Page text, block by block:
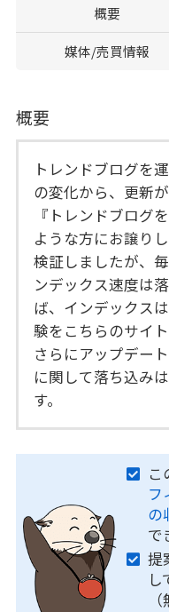
概要
媒体/売買情報
概要
トレンドブログを
の変化から、更新
『トレンドブログ
ような方にお譲り
検証しましたが、
ンデックス速度は
ば、インデックス
験をこちらのサイ
さらにアップデー
に関して落ち込み
す。
こ
フ
の
で
提